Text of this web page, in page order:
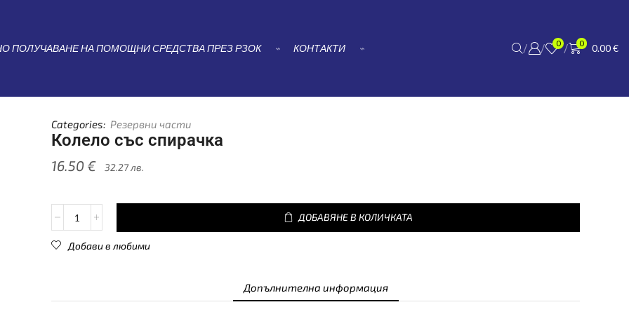
ПОЛУЧАВАНЕ НА ПОМОЩНИ СРЕДСТВА ПРЕЗ РЗОК ⌁ КОНТАКТИ ⌁ / / 0 / 0 0.00€
КОЛЕЛО СЪС СПИРАЧКА
Categories: Резервни части
Колело със спирачка
16.50 € 32.27лв.
ДОБАВЯНЕ В КОЛИЧКАТА
Добави в любими
Допълнителна информация